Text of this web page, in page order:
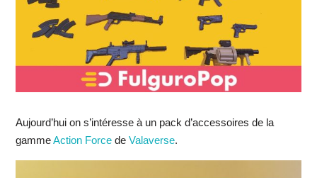
Aujourd’hui on s’intéresse à un pack d’accessoires de la
gammeAction Forcede Valaverse.